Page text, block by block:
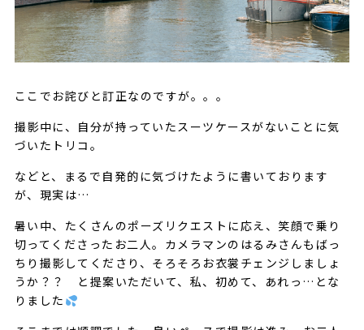
ここでお詫びと訂正なのですが。。。
撮影中に、自分が持っていたスーツケースがないことに気
づいたトリコ。
などと、まるで自発的に気づけたように書いております
が、現実は…
暑い中、たくさんのポーズリクエストに応え、笑顔で乗り
切ってくださったお二人。カメラマンのはるみさんもばっ
ちり撮影してくださり、そろそろお衣裳チェンジしましょ
うか？？ と提案いただいて、私、初めて、あれっ…とな
りました